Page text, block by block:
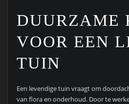
DUURZAME
VOOR EEN
TUIN
Een levendige tuin vraagt om
van flora en onderhoud. Door te